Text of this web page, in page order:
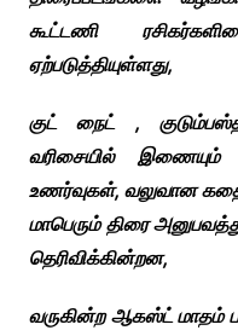
கூட்டணி
ஏற்படுத்தியுள்ளது,
குட் நைட் ,
வரிசையில் இணையும்
உணர்வுகள், வலுவான
மாபெரும் திரை
தெரிவிக்கின்றன,
வருகின்ற ஆகஸ்ட் மாதம்